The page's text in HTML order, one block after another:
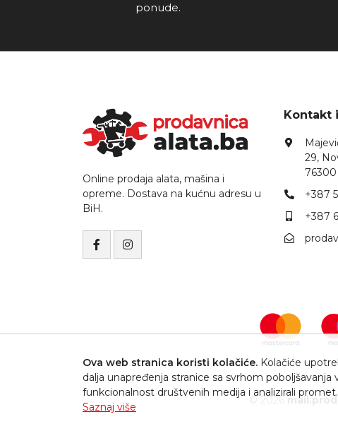
ponude.
Online prodaja alata, mašina i
opreme. Dostava na kućnu adresu u
BiH.
Kontakt
29,
76300
+387
+387
Ova web stranica koristi kolačiće. Kolačiće
dalja unapređenja stranice sa svrhom
funkcionalnost društvenih medija i analizirali
Saznaj više